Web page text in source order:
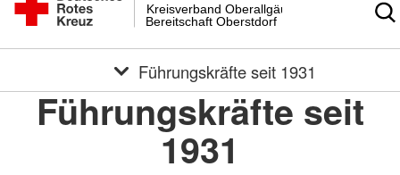
Bereitschaft Oberstdorf
Kreisverband Oberallgäu
Führungskräfte seit 1931
Führungskräfte seit
1931